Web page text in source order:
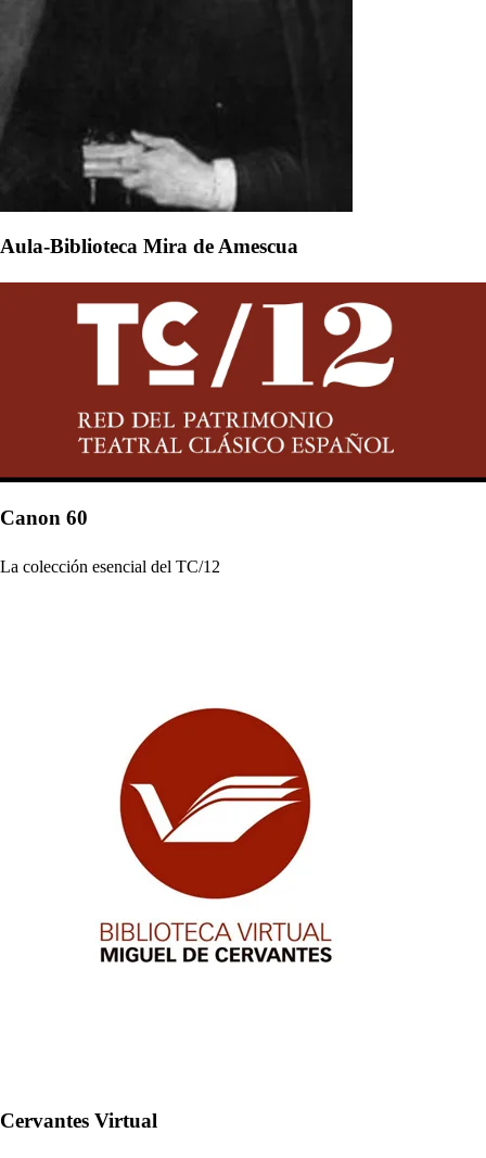
Aula-Biblioteca Mira de Amescua
Canon 60
La colección esencial del TC/12
Cervantes Virtual